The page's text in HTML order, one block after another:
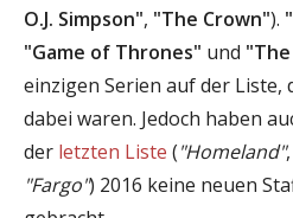
O.J. Simpson", "The Crown").
"Game of Thrones" und
einzigen Serien auf der Liste,
dabei waren. Jedoch haben
der letzten Liste ("Homeland",
"Fargo") 2016 keine neuen